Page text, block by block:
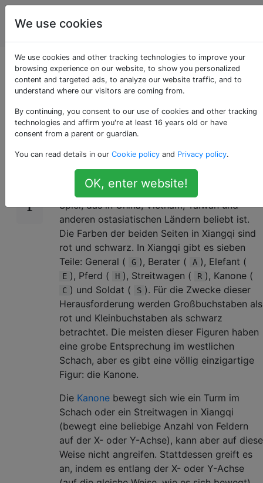
Programmierrätsel
& Code Golf
Wohin kann die
Kanone gehen?
Einführung
Xiangqi-
Spiel , auch als chinesisches
Schach bekannt, ist ein schachähnliches
Spiel, das in China, Vietnam, Taiwan und
anderen ostasiatischen Ländern beliebt ist.
Die Farben der beiden Seiten in Xiangqi sind
rot und schwarz. In Xiangqi gibt es sieben
Teile: General (
G ), Berater ( A ), Elefant (
E ), Pferd ( H ), Streitwagen ( R ), Kanone (
C ) und Soldat ( S ). Für die Zwecke dieser
Herausforderung werden Großbuchstaben als
rot und Kleinbuchstaben als schwarz
betrachtet. Die meisten dieser Figuren haben
eine grobe Entsprechung im westlichen
Schach, aber es gibt eine völlig einzigartige
Figur: die Kanone.
Die Kanone bewegt sich wie ein Turm im
Schach oder ein Streitwagen in Xiangqi
(bewegt eine beliebige Anzahl von Feldern
auf der X- oder Y-Achse), kann aber auf diese
Weise nicht angreifen. Stattdessen greift es
an, indem es entlang der X- oder Y-Achse
We use cookies
We use cookies and other tracking technologies to improve your
browsing experience on our website, to show you personalized
content and targeted ads, to analyze our website traffic, and to
understand where our visitors are coming from.
By continuing, you consent to our use of cookies and other tracking
technologies and affirm you're at least 16 years old or have
consent from a parent or guardian.
You can read details in our Cookie policy and Privacy policy.
OK, enter website!